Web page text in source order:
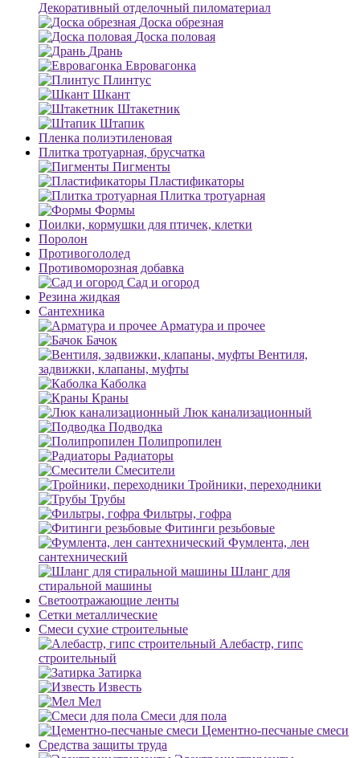
Декоративный отделочный пиломатериал
Доска обрезная
Доска половая
Дрань
Евровагонка
Плинтус
Шкант
Штакетник
Штапик
Пленка полиэтиленовая
Плитка тротуарная, брусчатка
Пигменты
Пластификаторы
Плитка тротуарная
Формы
Поилки, кормушки для птичек, клетки
Поролон
Противогололед
Противоморозная добавка
Сад и огород
Резина жидкая
Сантехника
Арматура и прочее
Бачок
Вентиля,
задвижки, клапаны, муфты
Каболка
Краны
Люк канализационный
Подводка
Полипропилен
Радиаторы
Смесители
Тройники, переходники
Трубы
Фильтры, гофра
Фитинги резьбовые
Фумлента, лен
сантехнический
Шланг для
стиральной машины
Светоотражающие ленты
Сетки металлические
Смеси сухие строительные
Алебастр, гипс
строительный
Затирка
Известь
Мел
Смеси для пола
Цементно-песчаные смеси
Средства защиты труда